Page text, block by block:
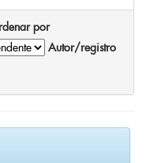
por
Autor/registro